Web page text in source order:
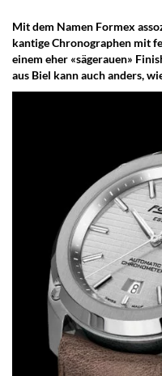
Mit dem Namen Formex
kantige Chronographen mit
einem eher «sägerauen»
aus Biel kann auch anders,